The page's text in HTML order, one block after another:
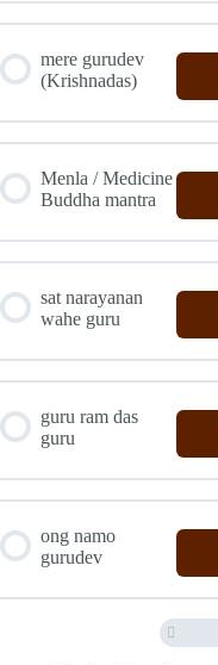
mere gurudev
(Krishnadas)
Menla / Medicine
Buddha mantra
sat narayanan
wahe guru
guru ram das
guru
ong namo
gurudev